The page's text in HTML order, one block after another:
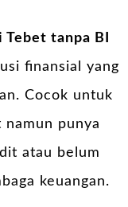
tanpa BI
finansial yang
Cocok untuk
namun punya
atau belum
keuangan.